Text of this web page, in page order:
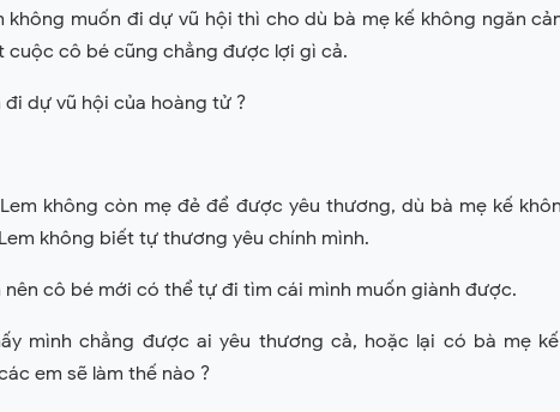
không muốn đi dự vũ hội thì cho dù bà mẹ kế không ngăn
cuộc cô bé cũng chẳng được lợi gì cả.
dự vũ hội của hoàng tử ?
không còn mẹ đẻ để được yêu thương, dù bà mẹ kế
không biết tự thương yêu chính mình.
nên cô bé mới có thể tự đi tìm cái mình muốn giành được.
mình chẳng được ai yêu thương cả, hoặc lại có bà mẹ
em sẽ làm thế nào ?